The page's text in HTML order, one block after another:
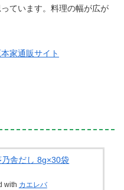
ています。料理の幅が広が
家通販サイト
舎だし 8g×30袋
with カエレバ